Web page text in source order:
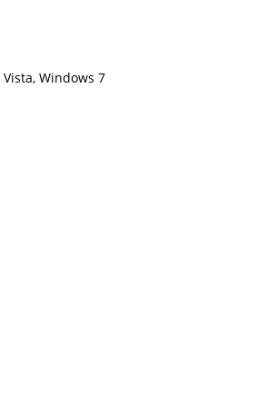
Windows 7